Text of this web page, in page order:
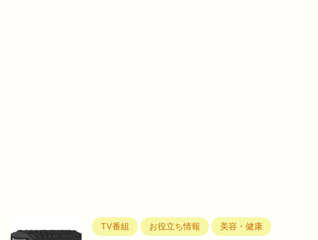
TV番組 お役立ち情報 美容・健康